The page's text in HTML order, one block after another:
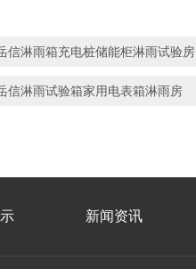
信淋雨箱充电桩储能柜淋雨试验房
信淋雨试验箱家用电表箱淋雨房
新闻资讯